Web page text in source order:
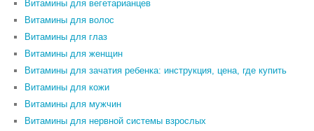
Витамины для вегетарианцев
Витамины для волос
Витамины для глаз
Витамины для женщин
Витамины для зачатия ребенка: инструкция, цена, где купить
Витамины для кожи
Витамины для мужчин
Витамины для нервной системы взрослых